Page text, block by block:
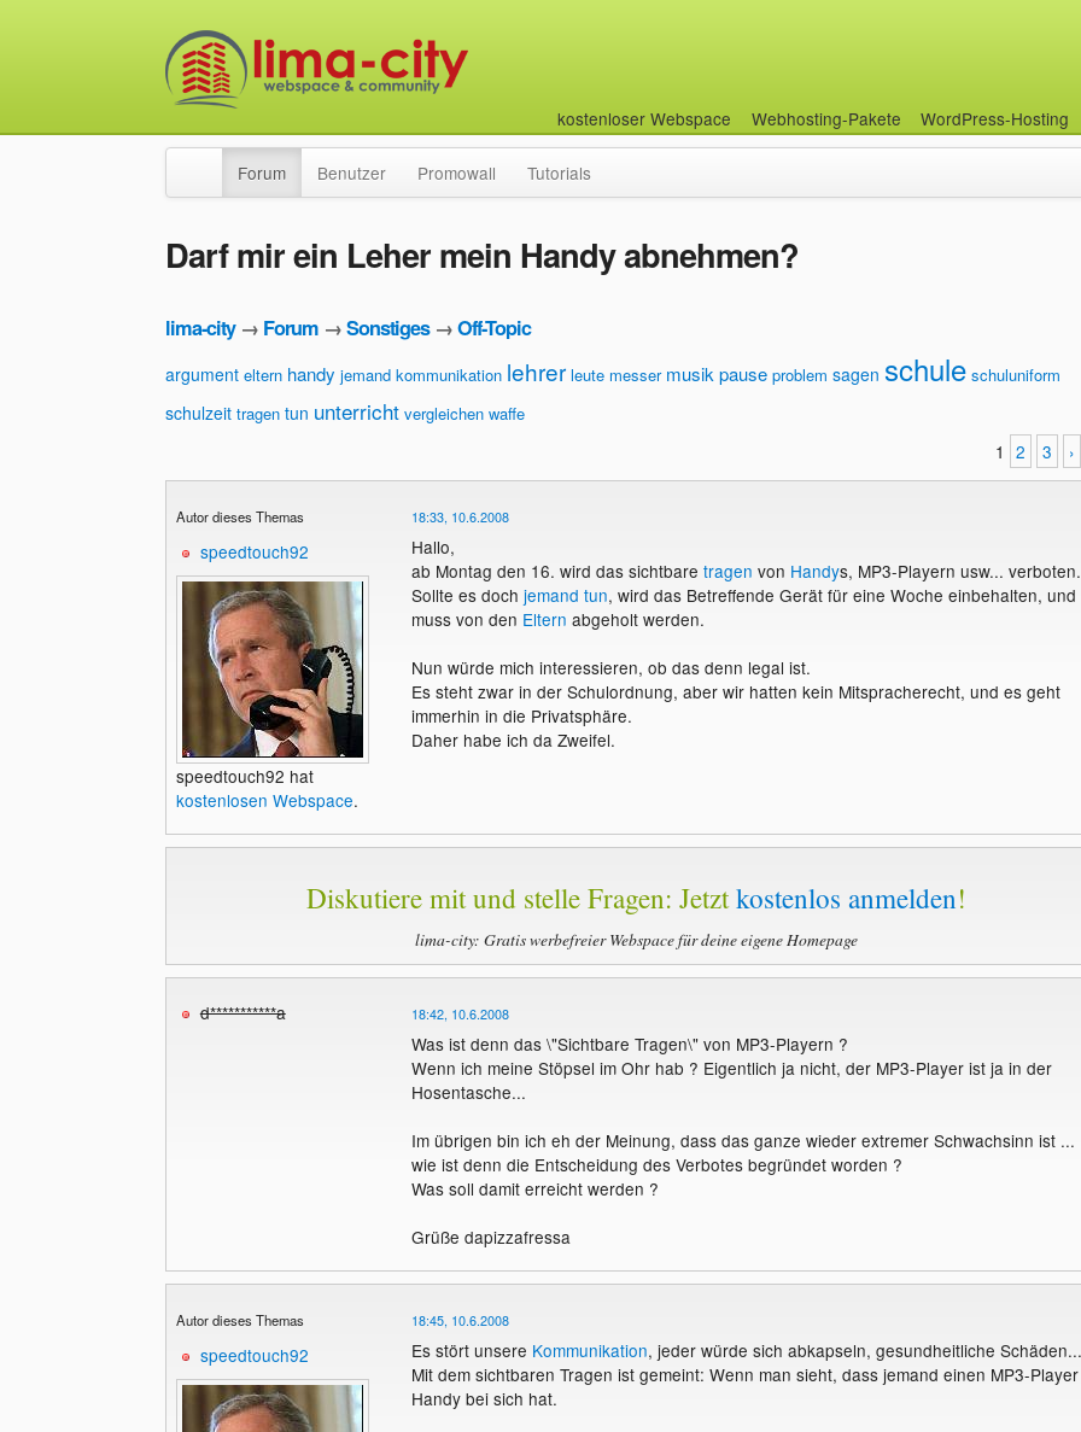
kostenloser Webspace Webhosting-Pakete WordPress-Hosting
Forum Benutzer Promowall Tutorials
Darf mir ein Leher mein Handy abnehmen?
lima-city→ Forum →Sonstiges→Off-Topic
argument eltern handy jemand kommunikation lehrer leute messer musik pause problem sagen schule schuluniform
schulzeit tragen tun unterricht vergleichen waffe
1 2 3 ›
Autor dieses Themas
speedtouch92
speedtouch92 hat
kostenlosen Webspace.
18:33, 10.6.2008
Hallo,
ab Montag den 16. wird das sichtbare tragen von Handys, MP3-Playern usw... verboten.
Sollte es doch jemand tun, wird das Betreffende Gerät für eine Woche einbehalten, und
muss von den Eltern abgeholt werden.
Nun würde mich interessieren, ob das denn legal ist.
Es steht zwar in der Schulordnung, aber wir hatten kein Mitspracherecht, und es geht
immerhin in die Privatsphäre.
Daher habe ich da Zweifel.
Diskutiere mit und stelle Fragen: Jetztkostenlos anmelden!
lima-city: Gratis werbefreier Webspace für deine eigene Homepage
d***********a 18:42, 10.6.2008
Was ist denn das \"Sichtbare Tragen\" von MP3-Playern ?
Wenn ich meine Stöpsel im Ohr hab ? Eigentlich ja nicht, der MP3-Player ist ja in der
Hosentasche...
Im übrigen bin ich eh der Meinung, dass das ganze wieder extremer Schwachsinn ist ...
wie ist denn die Entscheidung des Verbotes begründet worden ?
Was soll damit erreicht werden ?
Grüße dapizzafressa
Autor dieses Themas
speedtouch92
18:45, 10.6.2008
Es stört unsere Kommunikation, jeder würde sich abkapseln, gesundheitliche
Mit dem sichtbaren Tragen ist gemeint: Wenn man sieht, dass jemand einen MP3-
Handy bei sich hat.